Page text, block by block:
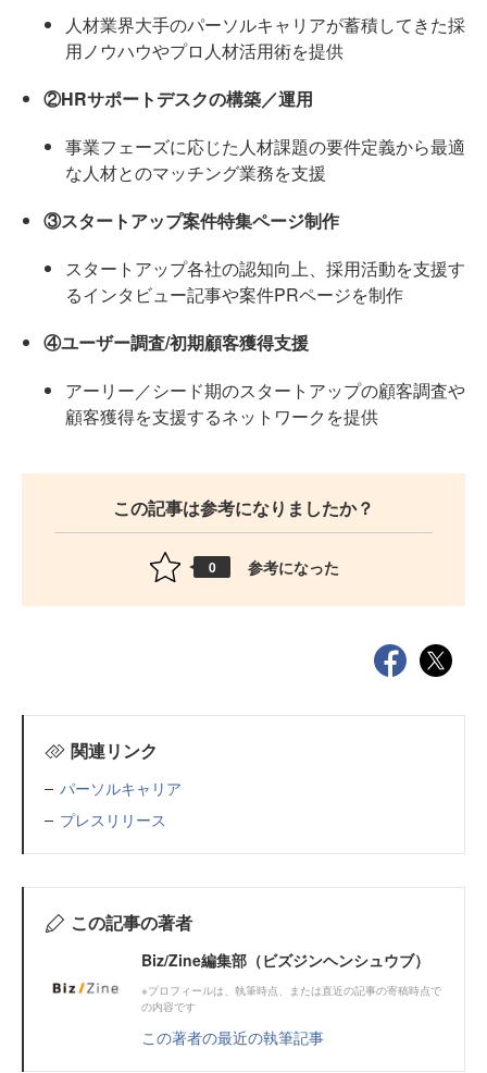
人材業界大手のパーソルキャリアが蓄積してきた採
用ノウハウやプロ人材活用術を提供
②HRサポートデスクの構築／運用
事業フェーズに応じた人材課題の要件定義から最適
な人材とのマッチング業務を支援
③スタートアップ案件特集ページ制作
スタートアップ各社の認知向上、採用活動を支援す
るインタビュー記事や案件PRページを制作
④ユーザー調査/初期顧客獲得支援
アーリー／シード期のスタートアップの顧客調査や
顧客獲得を支援するネットワークを提供
この記事は参考になりましたか？
0 参考になった
関連リンク
パーソルキャリア
プレスリリース
この記事の著者
Biz/Zine編集部（ビズジンヘンシュウブ）
※プロフィールは、執筆時点、または直近の記事の寄稿時点で
の内容です
この著者の最近の執筆記事